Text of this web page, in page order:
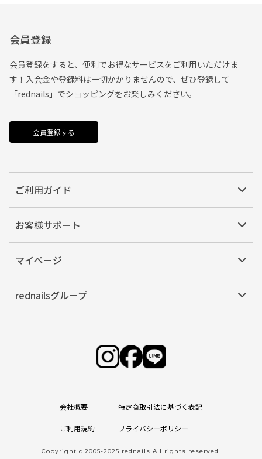
会員登録
会員登録をすると、便利でお得なサービスをご利用いただけま
す！入会金や登録料は一切かかりませんので、ぜひ登録して
「rednails」でショッピングをお楽しみください。
会員登録する
ご利用ガイド
お客様サポート
マイページ
rednailsグループ
会社概要 特定商取引法に基づく表記
ご利用規約 プライバシーポリシー
Copyright c 2005-2025 rednails All rights reserved.